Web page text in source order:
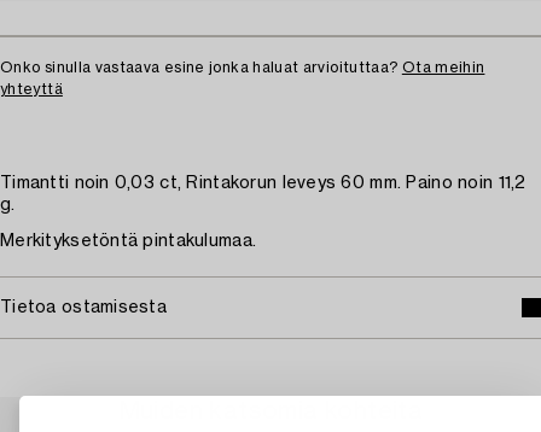
Onko sinulla vastaava esine jonka haluat arvioituttaa? Ota meihin
yhteyttä
Timantti noin 0,03 ct, Rintakorun leveys 60 mm. Paino noin 11,2
g.
Merkityksetöntä pintakulumaa.
Tietoa ostamisesta